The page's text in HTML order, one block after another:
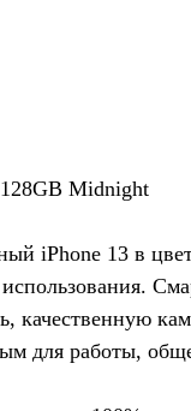
Midnight
iPhone 13 в
качественную
для работы,